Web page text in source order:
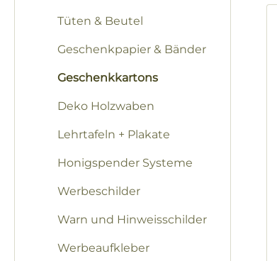
Tüten & Beutel
Geschenkpapier & Bänder
Geschenkkartons
Deko Holzwaben
Lehrtafeln + Plakate
Honigspender Systeme
Werbeschilder
Warn und Hinweisschilder
Werbeaufkleber